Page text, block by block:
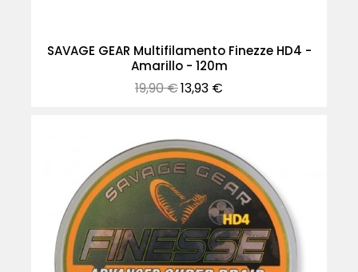
SAVAGE GEAR Multifilamento Finezze HD4 -
Amarillo - 120m
Precio
normal
19,90 €Precio
13,93 €